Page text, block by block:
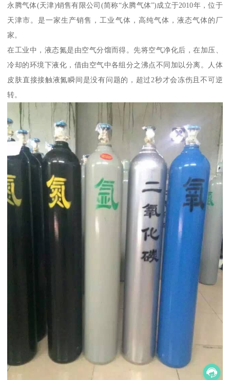
永腾气体(天津)销售有限公司(简称“永腾气体”)成立于2010年，位于
天津市。是一家生产销售，工业气体，高纯气体，液态气体的厂
家。
在工业中，液态氮是由空气分馏而得。先将空气净化后，在加压、
冷却的环境下液化，借由空气中各组分之沸点不同加以分离。人体
皮肤直接接触液氮瞬间是没有问题的，超过2秒才会冻伤且不可逆
转。